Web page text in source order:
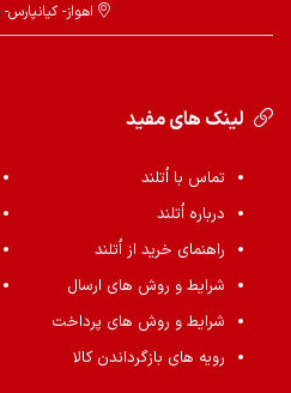
اهواز-
لینک های مفید
تماس با اُتلند
درباره اُتلند
راهنمای خرید از اُتلند
شرایط و روش های ارسال
شرایط و روش های پرداخت
رویه های بازگرداندن کالا